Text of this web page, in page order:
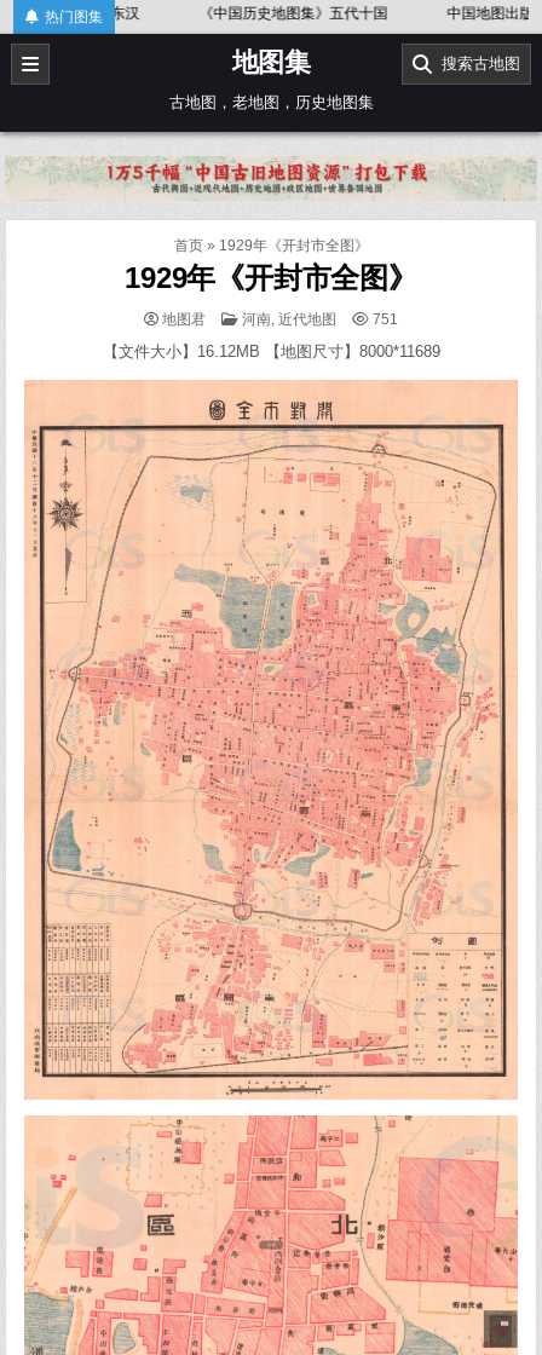
Skip
to
content
热门图集
东汉 《中国历史地图集》五代十国 中国地图出版社《世界历史地
地图集
古地图，老地图，历史地图集
搜索古地图
首页» 1929年《开封市全图》
1929年《开封市全图》
地图君
POSTED
河南, 近代地图 751
【文件大小】16.12MB 【地图尺寸】8000*11689